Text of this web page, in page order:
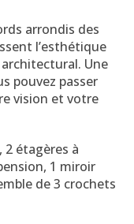
arrondis des
l’esthétique
Une
pouvez passer
vision et votre
étagères à
1 miroir
de 3 crochets